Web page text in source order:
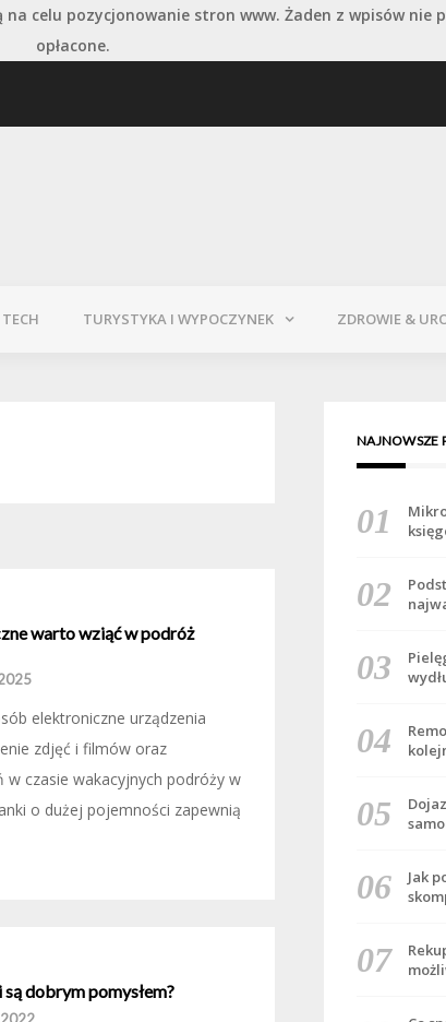
celu pozycjonowanie stron www. Żaden z wpisów nie
opłacone.
TECH TURYSTYKA I WYPOCZYNEK ZDROWIE &
warto wziąć w podróż
elektroniczne urządzenia
zdjęć i filmów oraz
czasie wakacyjnych podróży w
o dużej pojemności zapewnią
dobrym pomysłem?
NAJNOWSZE
Jak